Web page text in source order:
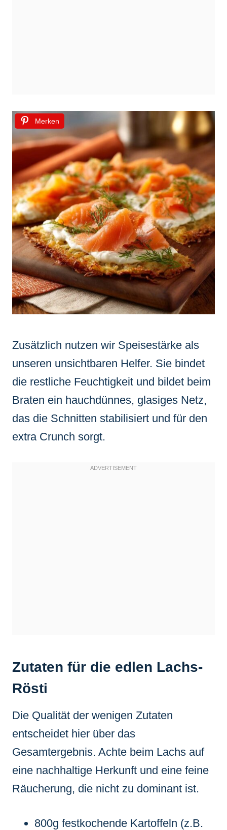
Merken
Zusätzlich nutzen wir Speisestärke als
unseren unsichtbaren Helfer. Sie bindet
die restliche Feuchtigkeit und bildet beim
Braten ein hauchdünnes, glasiges Netz,
das die Schnitten stabilisiert und für den
extra Crunch sorgt.
Zutaten für die edlen Lachs-
Rösti
Die Qualität der wenigen Zutaten
entscheidet hier über das
Gesamtergebnis. Achte beim Lachs auf
eine nachhaltige Herkunft und eine feine
Räucherung, die nicht zu dominant ist.
800g festkochende Kartoffeln (z.B.